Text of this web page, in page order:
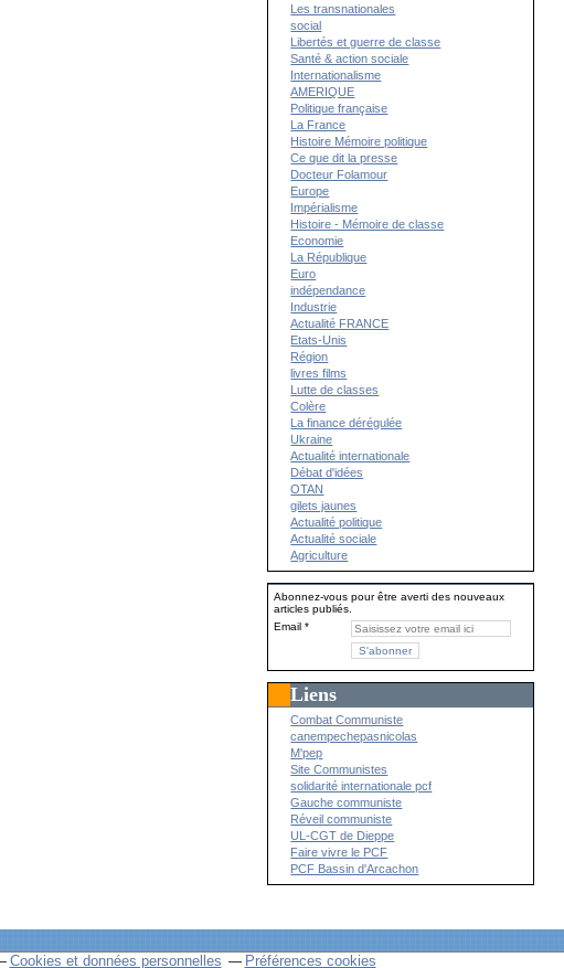
Les transnationales
social
Libertés et guerre de classe
Santé & action sociale
Internationalisme
AMERIQUE
Politique française
La France
Histoire Mémoire politique
Ce que dit la presse
Docteur Folamour
Europe
Impérialisme
Histoire - Mémoire de classe
Economie
La République
Euro
indépendance
Industrie
Actualité FRANCE
Etats-Unis
Région
livres films
Lutte de classes
Colère
La finance dérégulée
Ukraine
Actualité internationale
Débat d'idées
OTAN
gilets jaunes
Actualité politique
Actualité sociale
Agriculture
Abonnez-vous pour être averti des nouveaux
articles publiés.
Email
Liens
Combat Communiste
canempechepasnicolas
M'pep
Site Communistes
solidarité internationale pcf
Gauche communiste
Réveil communiste
UL-CGT de Dieppe
Faire vivre le PCF
PCF Bassin d'Arcachon
Cookies et données personnelles Préférences cookies